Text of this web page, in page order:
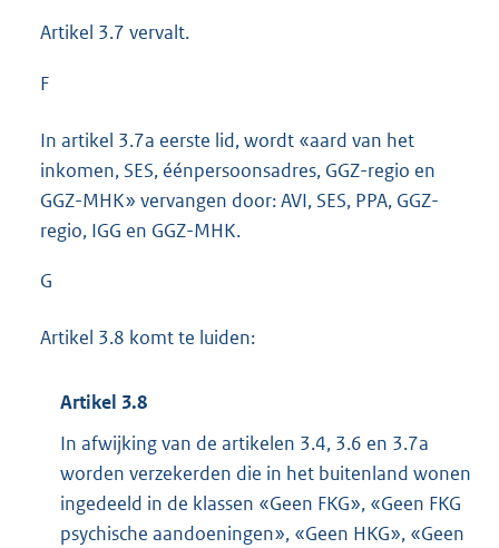
Artikel 3.7 vervalt.
F
In artikel 3.7a eerste lid, wordt «aard van het
inkomen, SES, éénpersoonsadres, GGZ-regio en
GGZ-MHK» vervangen door: AVI, SES, PPA, GGZ-
regio, IGG en GGZ-MHK.
G
Artikel 3.8 komt te luiden:
Artikel 3.8
In afwijking van de artikelen 3.4, 3.6 en 3.7a
worden verzekerden die in het buitenland wonen
ingedeeld in de klassen «Geen FKG», «Geen FKG
psychische aandoeningen», «Geen HKG», «Geen